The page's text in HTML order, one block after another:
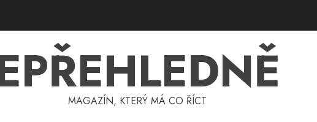
MAGAZÍN, KTERÝ MÁ CO ŘÍCT